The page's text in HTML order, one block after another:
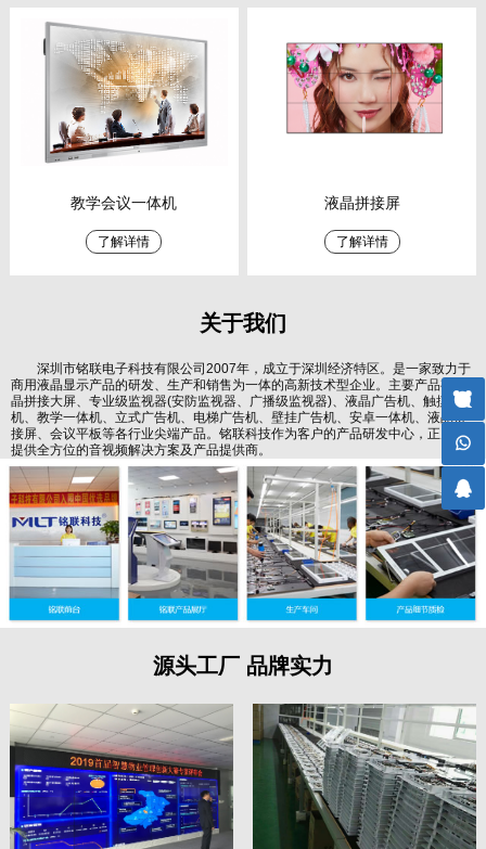
教学会议一体机
了解详情
液晶拼接屏
了解详情
关于我们
深圳市铭联电子科技有限公司2007年，成立于深圳经济特区。是一家致力于
商用液晶显示产品的研发、生产和销售为一体的高新技术型企业。主要产品有液
晶拼接大屏、专业级监视器(安防监视器、广播级监视器)、液晶广告机、触摸查询
机、教学一体机、立式广告机、电梯广告机、壁挂广告机、安卓一体机、液晶拼
接屏、会议平板等各行业尖端产品。铭联科技作为客户的产品研发中心，正为您
提供全方位的音视频解决方案及产品提供商。
源头工厂 品牌实力